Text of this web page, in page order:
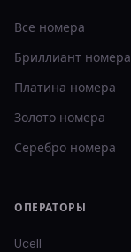
Все номера
Бриллиант номера
Платина номера
Золото номера
Серебро номера
ОПЕРАТОРЫ
Ucell